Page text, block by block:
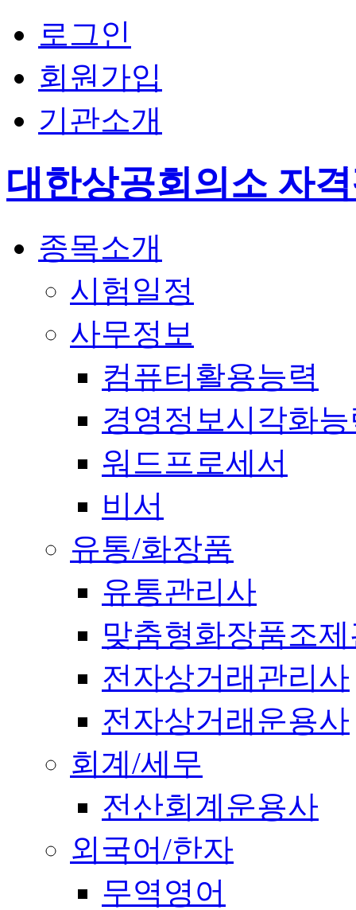
로그인
회원가입
기관소개
대한상공회의소 자
종목소개
시험일정
사무정보
컴퓨터활용능력
경영정보시각화
워드프로세서
비서
유통/화장품
유통관리사
맞춤형화장품조
전자상거래관리사
전자상거래운용사
회계/세무
전산회계운용사
외국어/한자
무역영어